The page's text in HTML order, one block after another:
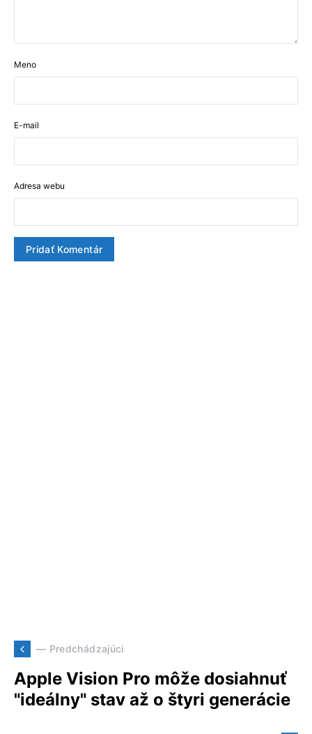
Meno
E-mail
Adresa webu
— Predchádzajúci
Apple Vision Pro môže dosiahnuť
"ideálny" stav až o štyri generácie